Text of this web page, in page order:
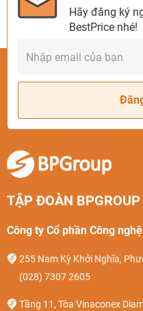
Hãy đăng ký
BestPrice nhé!
TẬP ĐOÀN BPGROUP
Công ty Cổ phần Công
255 Nam Kỳ Khởi Nghĩa,
(028) 7307 2605
Tầng 11, Tòa Vinaconex